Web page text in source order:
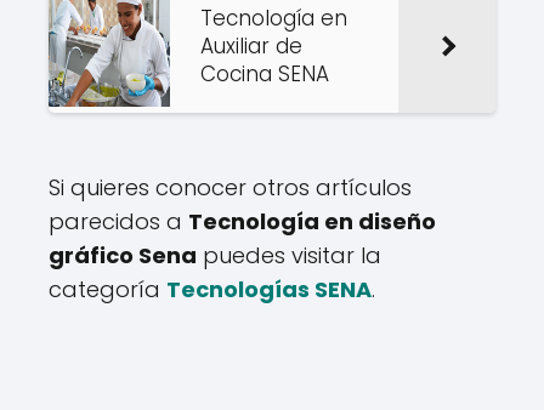
Tecnología en
Auxiliar de
Cocina SENA
Si quieres conocer otros artículos
parecidos a Tecnología en diseño
gráfico Sena puedes visitar la
categoría Tecnologías SENA.